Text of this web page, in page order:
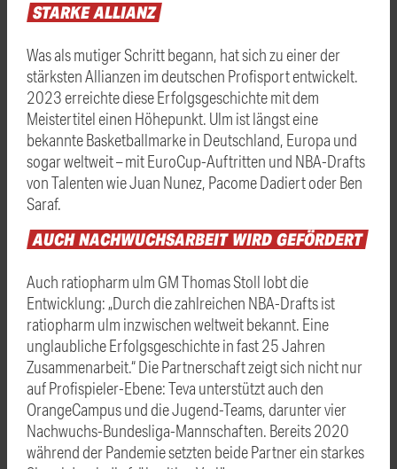
STARKEALLIANZ
Was als mutiger Schritt begann, hat sich zu einer der
stärksten Allianzen im deutschen Profisport entwickelt.
2023 erreichte diese Erfolgsgeschichte mit dem
Meistertitel einen Höhepunkt. Ulm ist längst eine
bekannte Basketballmarke in Deutschland, Europa und
sogar weltweit – mit EuroCup-Auftritten und NBA-Drafts
von Talenten wie Juan Nunez, Pacome Dadiert oder Ben
Saraf.
AUCHNACHWUCHSARBEIT WIRD GEFÖRDERT
Auch ratiopharm ulm GM Thomas Stoll lobt die
Entwicklung: „Durch die zahlreichen NBA-Drafts ist
ratiopharm ulm inzwischen weltweit bekannt. Eine
unglaubliche Erfolgsgeschichte in fast 25 Jahren
Zusammenarbeit.“ Die Partnerschaft zeigt sich nicht nur
auf Profispieler-Ebene: Teva unterstützt auch den
OrangeCampus und die Jugend-Teams, darunter vier
Nachwuchs-Bundesliga-Mannschaften. Bereits 2020
während der Pandemie setzten beide Partner ein starkes